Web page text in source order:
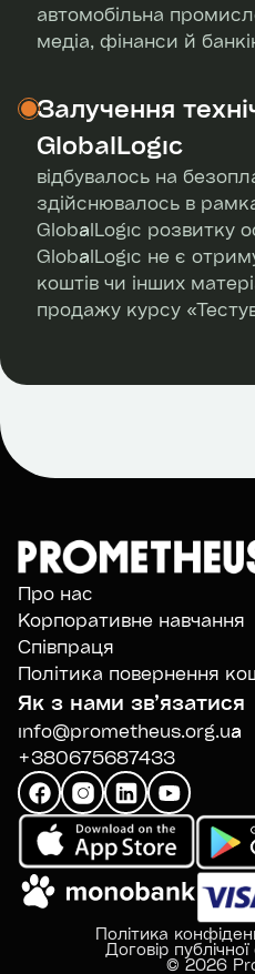
автомобільна
медіа, фінанси й
Залучення
GlobalLogic
відбувалось на
здійснювалось в
GlobalLogic розвитку
GlobalLogic не є
коштів чи інших
продажу курсу
Про нас
Корпоративне навчання
Співпраця
Політика повернення
Як з нами звʼязатися
info@prometheus.org.ua
+380675687433
Політика
Договір
© 2026